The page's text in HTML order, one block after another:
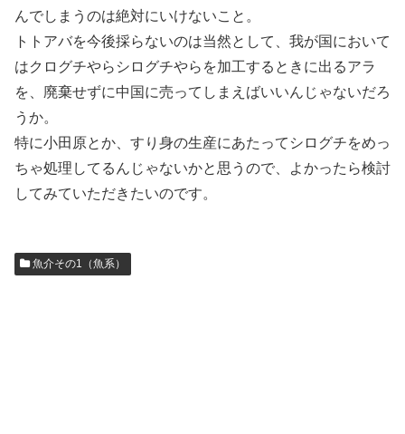
んでしまうのは絶対にいけないこと。
トトアバを今後採らないのは当然として、我が国において
はクログチやらシログチやらを加工するときに出るアラ
を、廃棄せずに中国に売ってしまえばいいんじゃないだろ
うか。
特に小田原とか、すり身の生産にあたってシログチをめっ
ちゃ処理してるんじゃないかと思うので、よかったら検討
してみていただきたいのです。
魚介その1（魚系）